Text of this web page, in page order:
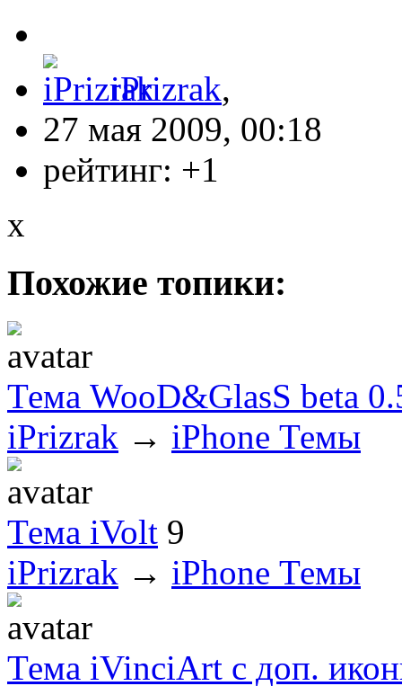
iPrizrak,
27 мая 2009, 00:18
рейтинг: +1
x
Похожие топики:
Тема WooD&GlasS beta
iPrizrak → iPhone Темы
Тема iVolt 9
iPrizrak → iPhone Темы
Тема iVinciArt с доп.